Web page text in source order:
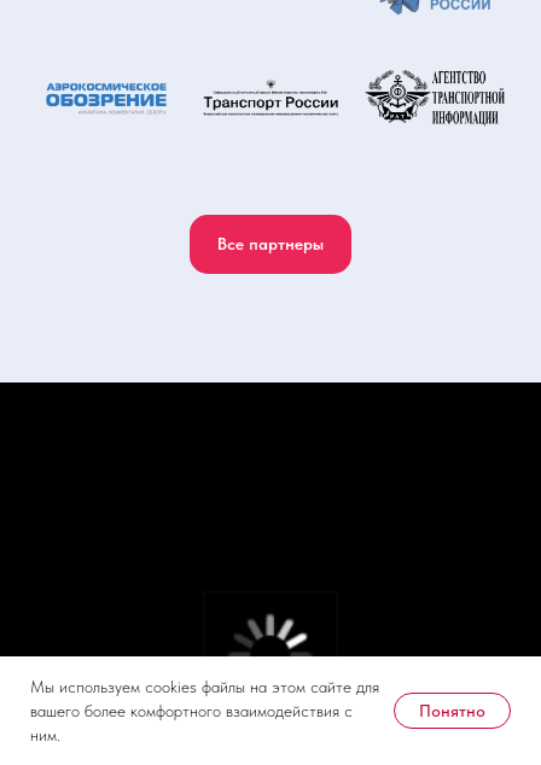
Все партнеры
Мы используем cookies файлы на этом сайте для
вашего более комфортного взаимодействия с
ним.
Понятно